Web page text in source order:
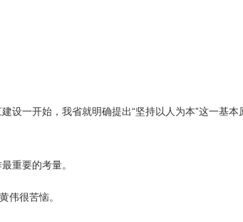
设一开始，我省就明确提出“坚持以人为本”这一基
重要的考量。
伟很苦恼。